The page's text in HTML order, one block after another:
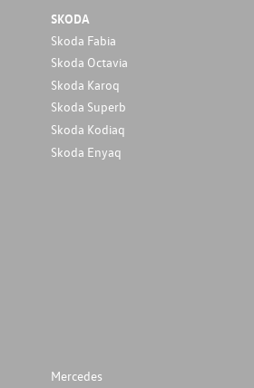
SKODA
Skoda Fabia
Skoda Octavia
Skoda Karoq
Skoda Superb
Skoda Kodiaq
Skoda Enyaq
Mercedes